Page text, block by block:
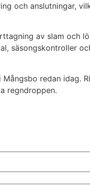
och anslutningar,
av slam och
säsongskontroller
redan idag.
regndroppen.